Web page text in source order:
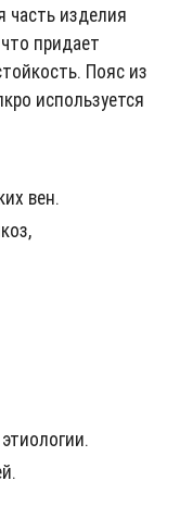
часть изделия
придает
Пояс из
используется
вен.